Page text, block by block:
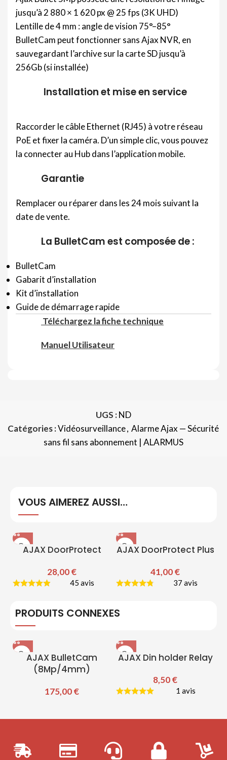
jusqu’à 2 880 × 1 620 px @ 25 fps (3K UHD)
Lentille de 4 mm : angle de vision 75°–85°
BulletCam peut fonctionner sans Ajax NVR, en
sauvegardant l’archive sur la carte SD jusqu’à
256Gb (si installée)
Installation et mise en service
Raccorder le câble Ethernet (RJ45) à votre réseau
PoE et fixer la caméra. D’un simple clic, vous pouvez
la connecter au Hub dans l’application mobile.
Garantie
Remplacer ou réparer dans les 24 mois suivant la
date de vente.
La BulletCam est composée de :
BulletCam
Gabarit d’installation
Kit d’installation
Guide de démarrage rapide
Téléchargez la fiche technique
Manuel Utilisateur
UGS :ND
Catégories :Vidéosurveillance, Alarme Ajax — Sécurité
sans fil sans abonnement | ALARMUS
VOUS AIMEREZ AUSSI…
AJAX DoorProtect
28,00€
45 avis
AJAX DoorProtect Plus
41,00€
37 avis
PRODUITS CONNEXES
AJAX BulletCam
(8Mp/4mm)
175,00€
AJAX Din holder Relay
8,50€
1 avis